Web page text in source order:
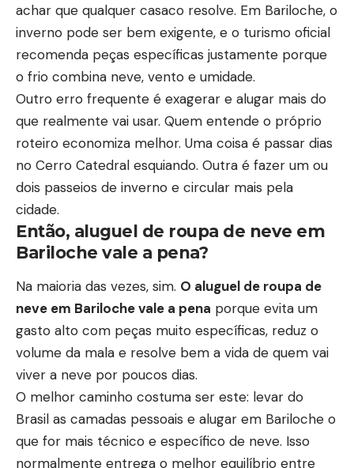
achar que qualquer casaco resolve. Em Bariloche, o
inverno pode ser bem exigente, e o turismo oficial
recomenda peças específicas justamente porque
o frio combina neve, vento e umidade.
Outro erro frequente é exagerar e alugar mais do
que realmente vai usar. Quem entende o próprio
roteiro economiza melhor. Uma coisa é passar dias
no Cerro Catedral esquiando. Outra é fazer um ou
dois passeios de inverno e circular mais pela
cidade.
Então, aluguel de roupa de neve em
Bariloche vale a pena?
Na maioria das vezes, sim. O aluguel de roupa de
neve em Barilochevale a pena porque evita um
gasto alto com peças muito específicas, reduz o
volume da mala e resolve bem a vida de quem vai
viver a neve por poucos dias.
O melhor caminho costuma ser este: levar do
Brasil as camadas pessoais e alugar em Bariloche o
que for mais técnico e específico de neve. Isso
normalmente entrega o melhor equilíbrio entre